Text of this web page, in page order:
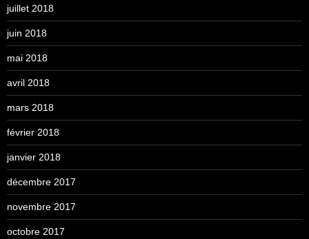
juillet 2018
juin 2018
mai 2018
avril 2018
mars 2018
février 2018
janvier 2018
décembre 2017
novembre 2017
octobre 2017